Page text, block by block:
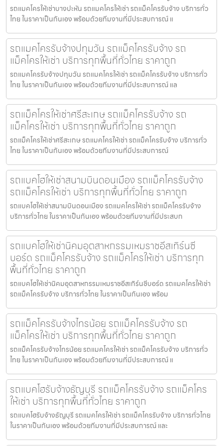
รถแมคโครให้เช่าบางปะหัน รถแมคโครให้เช่า รถแม็คโครรับจ้าง บริการทั่ว
ไทย ในราคาเป็นกันเอง พร้อมด้วยทีมงานที่มีประสบการณ์ แ
รถแมคโครรับจ้างปทุมวัน รถแม็คโครรับจ้าง รถ
แม็คโครให้เช่า บริการทุกพื้นที่ทั่วไทย ราคาถูก
รถแมคโครรับจ้างปทุมวัน รถแมคโครให้เช่า รถแม็คโครรับจ้าง บริการทั่ว
ไทย ในราคาเป็นกันเอง พร้อมด้วยทีมงานที่มีประสบการณ์ แล
รถแม็คโครให้เช่าศรีสะเกษ รถแม็คโครรับจ้าง รถ
แม็คโครให้เช่า บริการทุกพื้นที่ทั่วไทย ราคาถูก
รถแม็คโครให้เช่าศรีสะเกษ รถแมคโครให้เช่า รถแม็คโครรับจ้าง บริการทั่ว
ไทย ในราคาเป็นกันเอง พร้อมด้วยทีมงานที่มีประสบการณ์
รถแบคโฮให้เช่าสนามบินดอนเมือง รถแม็คโครรับจ้าง
รถแม็คโครให้เช่า บริการทุกพื้นที่ทั่วไทย ราคาถูก
รถแบคโฮให้เช่าสนามบินดอนเมือง รถแมคโครให้เช่า รถแม็คโครรับจ้าง
บริการทั่วไทย ในราคาเป็นกันเอง พร้อมด้วยทีมงานที่มีประสบก
รถแบคโฮให้เช่านิคมอุตสาหกรรมเหมราชอีสเทิร์นซี
บอร์ด รถแม็คโครรับจ้าง รถแม็คโครให้เช่า บริการทุก
พื้นที่ทั่วไทย ราคาถูก
รถแบคโฮให้เช่านิคมอุตสาหกรรมเหมราชอีสเทิร์นซีบอร์ด รถแมคโครให้เช่า
รถแม็คโครรับจ้าง บริการทั่วไทย ในราคาเป็นกันเอง พร้อม
รถแม็คโครรับจ้างไทรน้อย รถแม็คโครรับจ้าง รถ
แม็คโครให้เช่า บริการทุกพื้นที่ทั่วไทย ราคาถูก
รถแม็คโครรับจ้างไทรน้อย รถแมคโครให้เช่า รถแม็คโครรับจ้าง บริการทั่ว
ไทย ในราคาเป็นกันเอง พร้อมด้วยทีมงานที่มีประสบการณ์ แ
รถแบคโฮรับจ้างธัญบุรี รถแม็คโครรับจ้าง รถแม็คโคร
ให้เช่า บริการทุกพื้นที่ทั่วไทย ราคาถูก
รถแบคโฮรับจ้างธัญบุรี รถแมคโครให้เช่า รถแม็คโครรับจ้าง บริการทั่วไทย
ในราคาเป็นกันเอง พร้อมด้วยทีมงานที่มีประสบการณ์ และ